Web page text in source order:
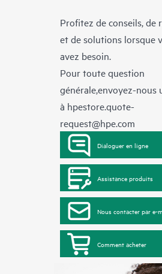
Profitez de conseils, de
et de solutions lorsque
avez besoin.
Pour toute question
générale,envoyez-nous
à hpestore.quote-
request@hpe.com
Dialoguer en ligne
Assistance produits
Nous contacter par e-
Comment acheter